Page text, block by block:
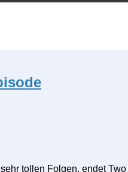
tollen Folgen, endet